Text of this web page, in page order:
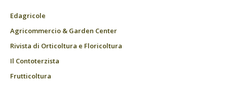
Edagricole
Agricommercio & Garden Center
Rivista di Orticoltura e Floricoltura
Il Contoterzista
Frutticoltura